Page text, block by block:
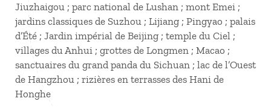
Jiuzhaigou ; parc national de Lushan ; mont Emei ;
jardins classiques de Suzhou ; Lijiang ; Pingyao ; palais
d’Été ; Jardin impérial de Beijing ; temple du Ciel ;
villages du Anhui ; grottes de Longmen ; Macao ;
sanctuaires du grand panda du Sichuan ; lac de l’Ouest
de Hangzhou ; rizières en terrasses des Hani de
Honghe